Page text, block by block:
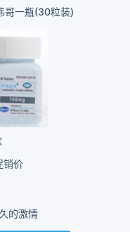
哥一瓶(30粒装)
销价
的激情